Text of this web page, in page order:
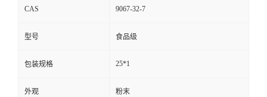
CAS 9067-32-7
型号 食品级
包装规格 25*1
外观 粉末